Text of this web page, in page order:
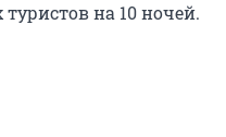
на 10 ночей.